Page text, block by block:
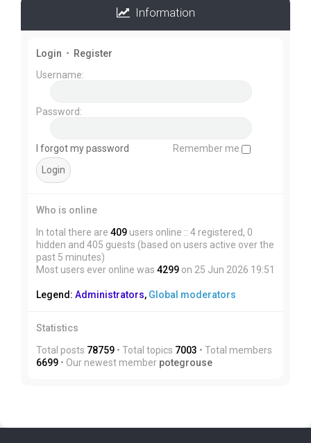
Information
Login • Register
Username:
Password:
I forgot my password Remember me
Who is online
In total there are 409 users online :: 4 registered, 0
hidden and 405 guests (based on users active over the
past 5 minutes)
Most users ever online was 4299 on 25 Jun 2026 19:51
Legend: Administrators, Global moderators
Statistics
Total posts 78759 • Total topics 7003 • Total members
6699 • Our newest member potegrouse